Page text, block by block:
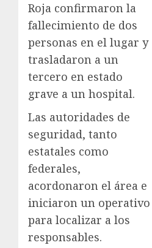
Roja confirmaron la
fallecimiento de dos
personas en el lugar y
trasladaron a un
tercero en estado
grave a un hospital.
Las autoridades de
seguridad, tanto
estatales como
federales,
acordonaron el área e
iniciaron un operativo
para localizar a los
responsables.